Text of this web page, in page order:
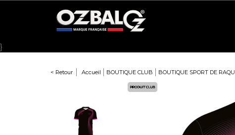
}
< Retour Accueil BOUTIQUE CLUB BOUTIQUE SPORT DE